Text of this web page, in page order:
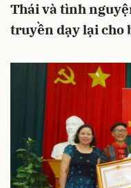
Thái và tình
truyền dạy lại cho